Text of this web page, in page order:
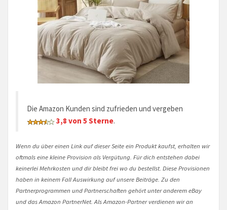
Die Amazon Kunden sind zufrieden und vergeben
3,8 von 5 Sterne.
Wenn du über einen Link auf dieser Seite ein Produkt kaufst, erhalten wir
oftmals eine kleine Provision als Vergütung. Für dich entstehen dabei
keinerlei Mehrkosten und dir bleibt frei wo du bestellst. Diese Provisionen
haben in keinem Fall Auswirkung auf unsere Beiträge. Zu den
Partnerprogrammen und Partnerschaften gehört unter anderem eBay
und das Amazon PartnerNet. Als Amazon-Partner verdienen wir an